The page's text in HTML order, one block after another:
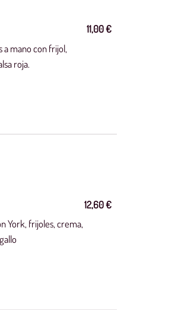
a mano con frijol,
roja.
11,00 €
York, frijoles, crema,
12,60 €